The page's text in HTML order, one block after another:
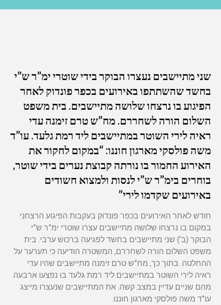
שני מתיישבים נעצרו הבוקר בידי שוטרי ימ”ר ש”י
בחשד שהשתתפו באירועים בכפר פונדוק לאחר
הפיגוע בו נרצחו שלושה מתיישבים. בית משפט
השלום הורה לשחררם. מח”ש טרם זימנה עדי
ראיה לירי השוטר במתיישבים ליד רמת גלעד. עו”ד
משה פולסקי מארגון חוננו: “במקום לחקור את
האירוע החמור בו נורתה קבוצת נערים בידי שוטר,
בוחרים בימ”ר ש”י לנסות ולמצוא חשודים
באירועים שקדמו לירי”
חודש לאחר האירועים בכפר פונדוק בעקבות הפיגוע הרצחני
במקום בו נרצחו שלושה מתיישבים עצרו שוטרי ימ”ר ש”י
הבוקר (ב’) שני מתיישבים בחשד לפגיעה ברכוש ערבי. בית
משפט השלום הורה לשחררם, המשטרה הודיעה כי תערער על
ההחלטה. בתוך כך, מח”ש טרם זימנה מתיישבים שהיו עדי
ראיה לירי השוטר במתיישבים ליד רמת גלעד בו נפצעו ארבעה
מהם שניים עדיין במצב קשה. את המתיישבים שנעצרו מייצג
עו”ד משה פולסקי מארגון חוננו.